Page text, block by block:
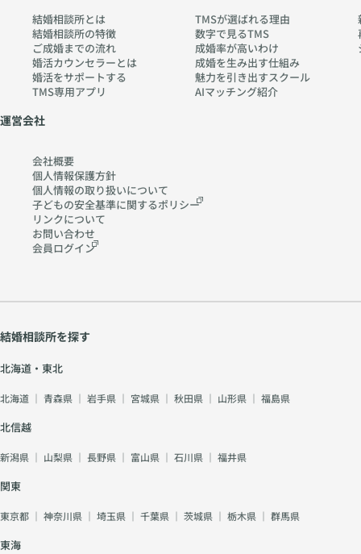
結婚相談所とは
結婚相談所の特徴
ご成婚までの流れ
婚活カウンセラーとは
婚活をサポートする
TMS専用アプリ
TMSが選ばれる理由
数字で見るTMS
成婚率が高いわけ
成婚を生み出す仕組み
魅力を引き出すスクール
AIマッチング紹介
運営会社
会社概要
個人情報保護方針
個人情報の取り扱いについて
子どもの安全基準に関するポリシー
リンクについて
お問い合わせ
会員ログイン
結婚相談所を探す
北海道・東北
北海道 ｜ 青森県 ｜ 岩手県 ｜ 宮城県 ｜ 秋田県 ｜ 山形県 ｜ 福島県
北信越
新潟県 ｜ 山梨県 ｜ 長野県 ｜ 富山県 ｜ 石川県 ｜ 福井県
関東
東京都 ｜ 神奈川県 ｜ 埼玉県 ｜ 千葉県 ｜ 茨城県 ｜ 栃木県 ｜ 群馬県
東海